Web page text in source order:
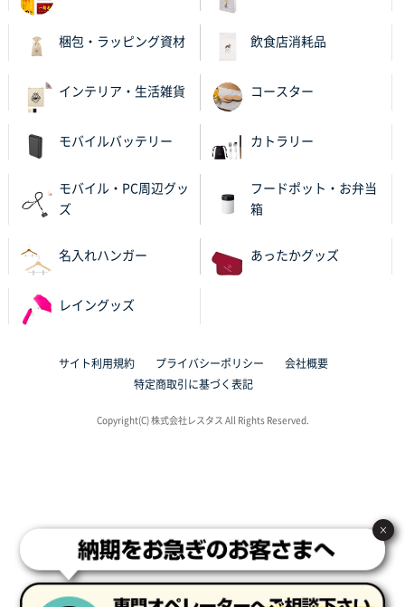
不織布スクエアトート(A4サイズ)
2025年10月28日 17:10
ワンポイントポリ袋 A4サイズ
1000枚
サイトが見やすい
ワンポイントポリ袋 A4サイズ
サイト構成が解りやすかったから
ブックメモ付箋
200枚
2025年10月16日 10:30
に進められるから
東京都S社様
ワンポイントポリ袋 A4サイズ
1000枚
梱包・ラッピング資材 飲食店消耗品
インテリア・生活雑貨 コースター
モバイルバッテリー カトラリー
モバイル・PC周辺グッ
ズ
フードポット・お弁当
箱
名入れハンガー あったかグッズ
レイングッズ
サイト利用規約 プライバシーポリシー
会社概要
特定商取引に基づく表記
Copyright(C) 株式会社レスタス All Rights Reserved.
×